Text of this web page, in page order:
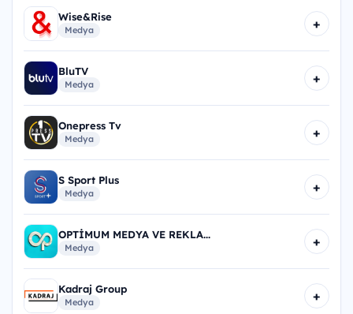
Wise&Rise
Medya +
BluTV
Medya +
Onepress Tv
Medya +
S Sport Plus
Medya +
OPTİMUM MEDYA VE REKLA...
Medya +
Kadraj Group
Medya +